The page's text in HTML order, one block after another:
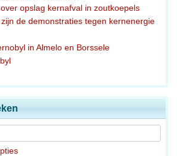
opslag kernafval in zoutkoepels
de demonstraties tegen kernenergie
in Almelo en Borssele